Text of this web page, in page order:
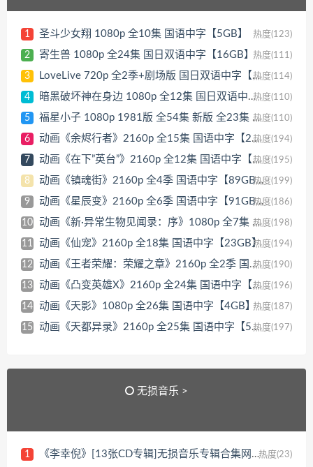
1 圣斗少女翔 1080p 全10集 国语中字【5GB】 热度(123)
2 寄生兽 1080p 全24集 国日双语中字【16GB】热度(111)
3 LoveLive 720p 全2季+剧场版 国日双语中字【12GB】 热度(114)
4 暗黑破坏神在身边 1080p 全12集 国日双语中字【5GB】 热度(110)
5 福星小子 1080p 1981版 全54集 新版 全23集 国日双语中字【88GB】 热度(110)
6 动画《余烬行者》2160p 全15集 国语中字【27GB】 热度(194)
7 动画《在下”英台”》2160p 全12集 国语中字【18GB】 热度(195)
8 动画《镇魂街》2160p 全4季 国语中字【89GB】热度(199)
9 动画《星辰变》2160p 全6季 国语中字【91GB】热度(186)
10 动画《新·异常生物见闻录：序》1080p 全7集 国语中字【9GB】 热度(198)
11 动画《仙宠》2160p 全18集 国语中字【23GB】热度(194)
12 动画《王者荣耀：荣耀之章》2160p 全2季 国语中字【5GB】 热度(190)
13 动画《凸变英雄X》2160p 全24集 国语中字【98GB】 热度(196)
14 动画《天影》1080p 全26集 国语中字【4GB】热度(187)
15 动画《天都异录》2160p 全25集 国语中字【56GB】 热度(197)
无损音乐 >
1 《李幸倪》[13张CD专辑]无损音乐专辑合集网盘下载[WAV/12GB] 热度(23)